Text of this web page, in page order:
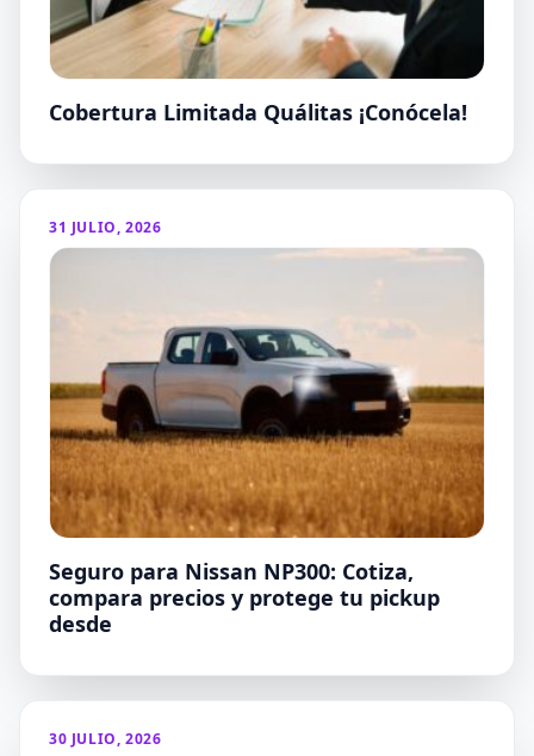
Cobertura Limitada Quálitas ¡Conócela!
31 JULIO, 2026
Seguro para Nissan NP300: Cotiza,
compara precios y protege tu pickup
desde
30 JULIO, 2026